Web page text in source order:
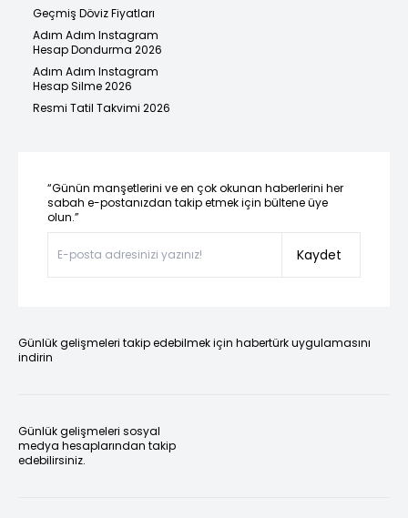
Geçmiş Döviz Fiyatları
Adım Adım Instagram
Hesap Dondurma 2026
Adım Adım Instagram
Hesap Silme 2026
Resmi Tatil Takvimi 2026
“Günün manşetlerini ve en çok okunan haberlerini her
sabah e-postanızdan takip etmek için bültene üye
olun.”
Kaydet
Günlük gelişmeleri takip edebilmek için habertürk uygulamasını
indirin
Günlük gelişmeleri sosyal
medya hesaplarından takip
edebilirsiniz.